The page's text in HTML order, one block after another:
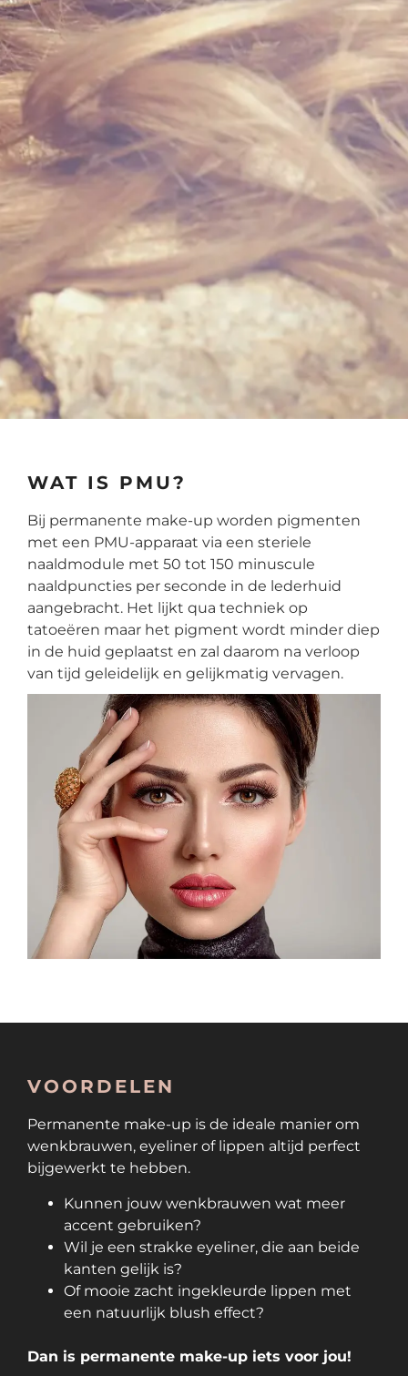
WAT IS PMU?
Bij permanente make-up worden pigmenten
met een PMU-apparaat via een steriele
naaldmodule met 50 tot 150 minuscule
naaldpuncties per seconde in de lederhuid
aangebracht. Het lijkt qua techniek op
tatoeëren maar het pigment wordt minder diep
in de huid geplaatst en zal daarom na verloop
van tijd geleidelijk en gelijkmatig vervagen.
VOORDELEN
Permanente make-up is de ideale manier om
wenkbrauwen, eyeliner of lippen altijd perfect
bijgewerkt te hebben.
Kunnen jouw wenkbrauwen wat meer
accent gebruiken?
Wil je een strakke eyeliner, die aan beide
kanten gelijk is?
Of mooie zacht ingekleurde lippen met
een natuurlijk blush effect?
Dan is permanente make-up iets voor jou!